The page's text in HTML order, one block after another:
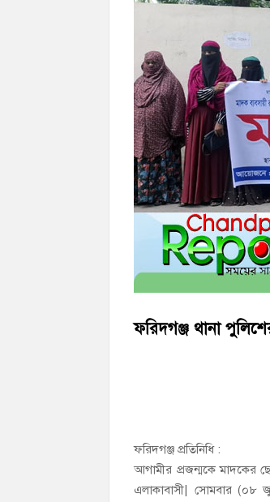
‘জনগণের হাতে রাষ্ট্রের
মতলব উত্তরে সোনালী
ফরিদগঞ্জ থানা
ফরিদগঞ্জ প্রতিনিধি :
আগামীর প্রজন্মকে মাদকের
এলাকাবাসী| সোমবার (০৮